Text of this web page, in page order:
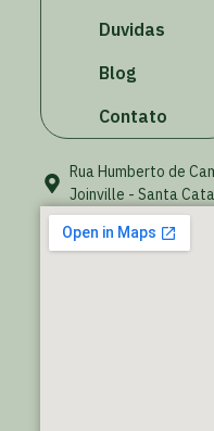
Duvidas
Blog
Contato
Rua Humberto de
Joinville - Santa